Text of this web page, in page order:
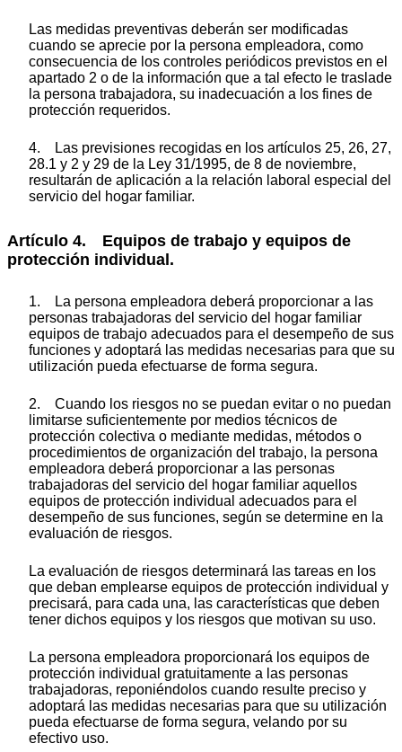
Las medidas preventivas deberán ser modificadas
cuando se aprecie por la persona empleadora, como
consecuencia de los controles periódicos previstos en el
apartado 2 o de la información que a tal efecto le traslade
la persona trabajadora, su inadecuación a los fines de
protección requeridos.
4. Las previsiones recogidas en los artículos 25, 26, 27,
28.1 y 2 y 29 de la Ley 31/1995, de 8 de noviembre,
resultarán de aplicación a la relación laboral especial del
servicio del hogar familiar.
Artículo 4. Equipos de trabajo y equipos de
protección individual.
1. La persona empleadora deberá proporcionar a las
personas trabajadoras del servicio del hogar familiar
equipos de trabajo adecuados para el desempeño de sus
funciones y adoptará las medidas necesarias para que su
utilización pueda efectuarse de forma segura.
2. Cuando los riesgos no se puedan evitar o no puedan
limitarse suficientemente por medios técnicos de
protección colectiva o mediante medidas, métodos o
procedimientos de organización del trabajo, la persona
empleadora deberá proporcionar a las personas
trabajadoras del servicio del hogar familiar aquellos
equipos de protección individual adecuados para el
desempeño de sus funciones, según se determine en la
evaluación de riesgos.
La evaluación de riesgos determinará las tareas en los
que deban emplearse equipos de protección individual y
precisará, para cada una, las características que deben
tener dichos equipos y los riesgos que motivan su uso.
La persona empleadora proporcionará los equipos de
protección individual gratuitamente a las personas
trabajadoras, reponiéndolos cuando resulte preciso y
adoptará las medidas necesarias para que su utilización
pueda efectuarse de forma segura, velando por su
efectivo uso.